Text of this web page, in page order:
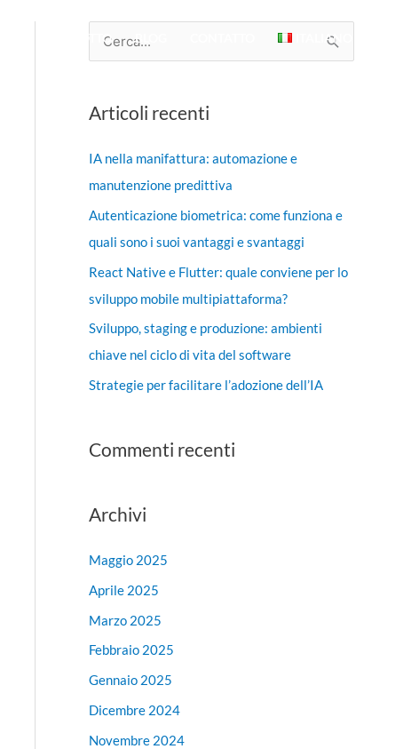
PRODOTTO BLOG ITALIANO
c
a
Articoli recenti
IA nella manifattura: automazione e
manutenzione predittiva
Autenticazione biometrica: come funziona e
quali sono i suoi vantaggi e svantaggi
React Native e Flutter: quale conviene per lo
sviluppo mobile multipiattaforma?
Sviluppo, staging e produzione: ambienti
chiave nel ciclo di vita del software
Strategie per facilitare l’adozione dell’IA
Commenti recenti
Archivi
Maggio 2025
Aprile 2025
Marzo 2025
Febbraio 2025
Gennaio 2025
Dicembre 2024
Novembre 2024